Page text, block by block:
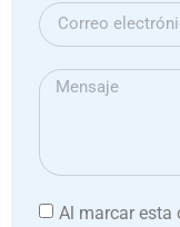
Al marcar esta